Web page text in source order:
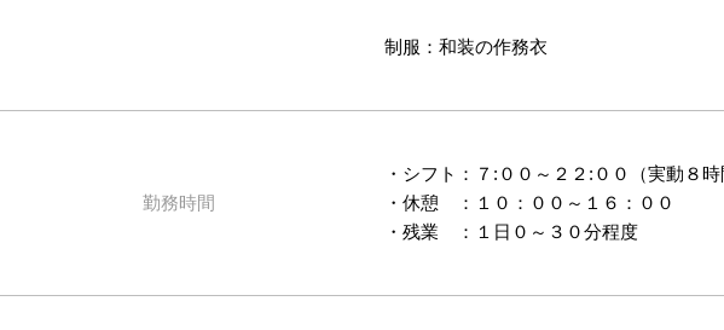
制服：和装の作務衣
勤務時間
・シフト：７:００～２２:００（実動８
・休憩 ：１０：００～１６：００
・残業 ：１日０～３０分程度